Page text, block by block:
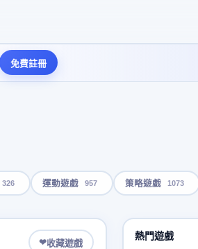
免費註冊
326 運動遊戲 957 策略遊戲 1073
❤收藏遊戲
熱門遊戲